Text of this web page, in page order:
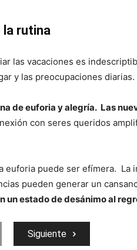
la rutina
las vacaciones es
y las preocupaciones diarias.
de euforia y alegría. Las
con seres queridos
puede ser efímera. La
pueden generar un
estado de desánimo al
Siguiente